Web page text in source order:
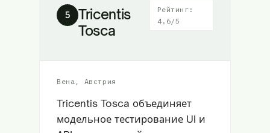
5
Tricentis
Tosca
Рейтинг:
4.6/5
Вена, Австрия
Tricentis Tosca объединяет
модельное тестирование UI и